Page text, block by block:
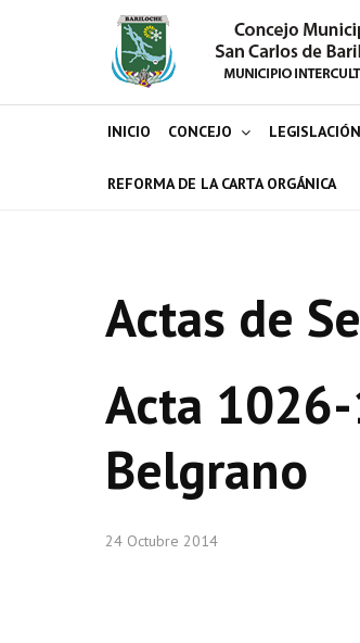
INICIO CONCEJO LEGISLACIÓN
REFORMA DE LA CARTA ORGÁNICA
Actas de
Acta
Belgrano
24 Octubre 2014